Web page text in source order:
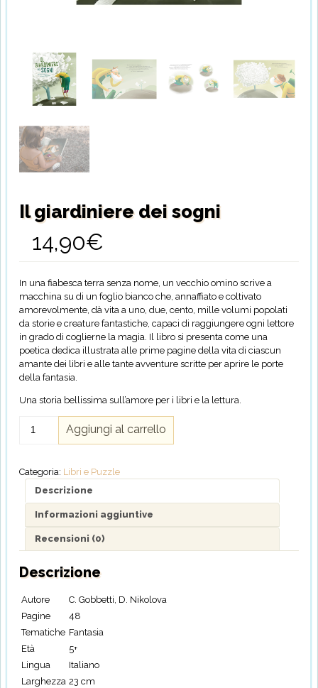
Il giardiniere dei sogni
14,90€
In una fiabesca terra senza nome, un vecchio omino scrive a
macchina su di un foglio bianco che, annaffiato e coltivato
amorevolmente, dà vita a uno, due, cento, mille volumi popolati
da storie e creature fantastiche, capaci di raggiungere ogni lettore
in grado di coglierne la magia. Il libro si presenta come una
poetica dedica illustrata alle prime pagine della vita di ciascun
amante dei libri e alle tante avventure scritte per aprire le porte
della fantasia.
Una storia bellissima sull’amore per i libri e la lettura.
giardiniere
quantità
Aggiungi al carrello
Categoria: Libri e Puzzle
Descrizione
Informazioni aggiuntive
Recensioni (0)
Descrizione
Autore
C. Gobbetti, D. Nikolova
Pagine
48
Tematiche Fantasia
Età
5+
Lingua
Italiano
Larghezza 23 cm